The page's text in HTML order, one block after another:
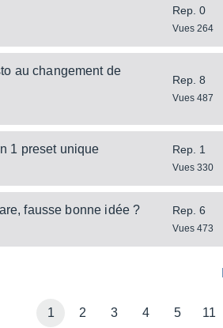
Rep. 0
Vues 264
au changement de
Rep. 8
Vues 487
1 preset unique
Rep. 1
Vues 330
fausse bonne idée ?
Rep. 6
Vues 473
1 2 3 4 5 11